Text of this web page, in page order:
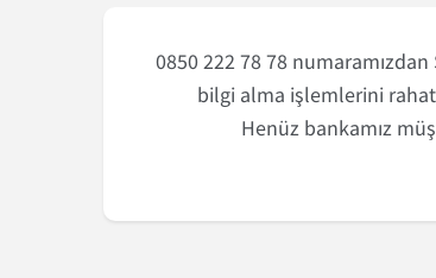
0850 222 78 78
bilgi alma işlemlerini
Henüz bankamız